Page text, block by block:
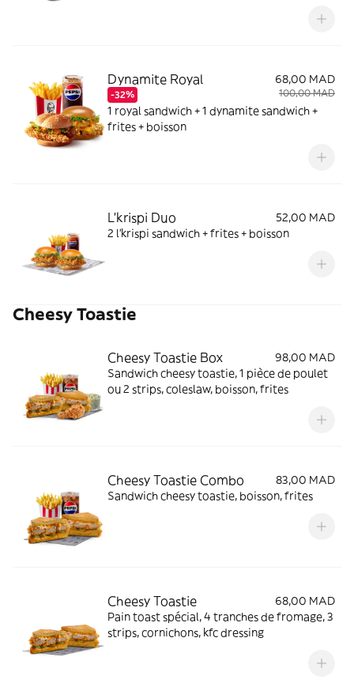
Dynamite Royal
-32%
68,00 MAD
100,00 MAD
1 royal sandwich + 1 dynamite sandwich +
frites + boisson
L'krispi Duo
52,00 MAD
2 l'krispi sandwich + frites + boisson
Cheesy Toastie
Cheesy Toastie Box
98,00 MAD
Sandwich cheesy toastie, 1 pièce de poulet
ou 2 strips, coleslaw, boisson, frites
Cheesy Toastie Combo
83,00 MAD
Sandwich cheesy toastie, boisson, frites
Cheesy Toastie
68,00 MAD
Pain toast spécial, 4 tranches de fromage, 3
strips, cornichons, kfc dressing